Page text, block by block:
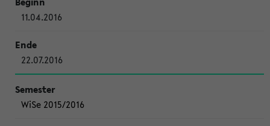
11.04.2016
22.07.2016
WiSe 2015/2016